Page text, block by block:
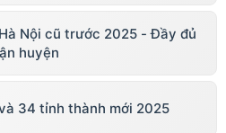
Nội cũ trước 2025 - Đầy đủ
huyện
34 tỉnh thành mới 2025